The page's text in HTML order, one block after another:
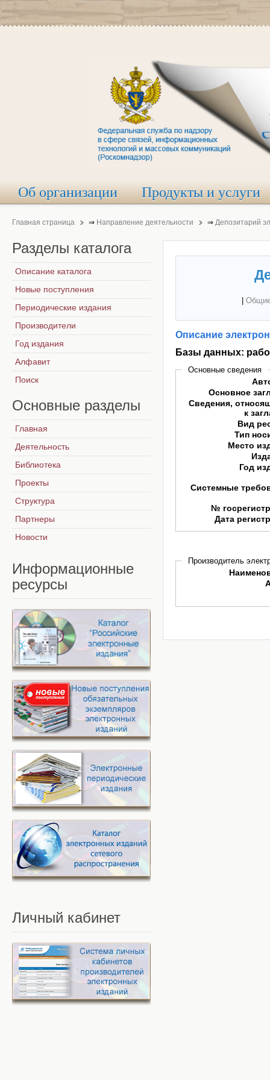
Об организации Продукты и услуги
Главная страница ⇒ Направление деятельности ⇒ Депозитарий
Описание
Базы данных:
Основные сведения
Основное
Сведения,
к
Вид
Тип
Место
Год
Системные
№
Дата
Производитель
Разделы каталога
Описание каталога
Новые поступления
Периодические издания
Производители
Год издания
Алфавит
Поиск
Основные разделы
Главная
Деятельность
Библиотека
Проекты
Структура
Партнеры
Новости
Информационные
ресурсы
Личный кабинет